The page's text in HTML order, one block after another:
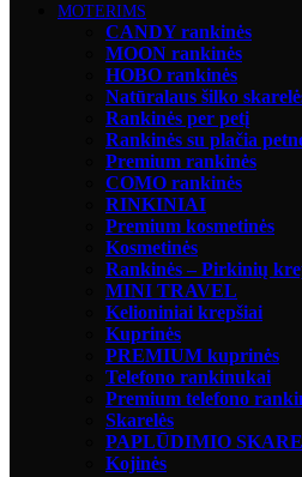
MOTERIMS
CANDY rankinės
MOON rankinės
HOBO rankinės
Natūralaus šilko
Rankinės per petį
Rankinės su plačia
Premium rankinės
COMO rankinės
RINKINIAI
Premium kosmetinės
Kosmetinės
Rankinės – Pirkinių
MINI TRAVEL
Kelioniniai krepšiai
Kuprinės
PREMIUM kuprinės
Telefono rankinukai
Premium telefono
Skarelės
PAPLŪDIMIO
Kojinės